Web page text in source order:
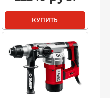
КУПИТЬ